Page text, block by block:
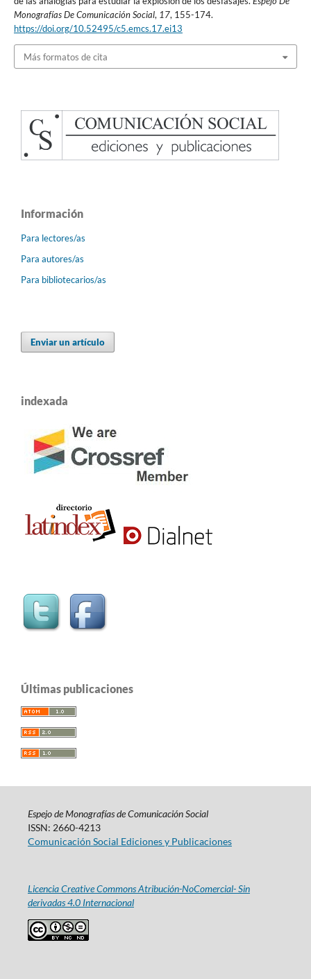
Monografías De Comunicación Social, 17, 155-174.
https://doi.org/10.52495/c5.emcs.17.ei13
Más formatos de cita
Información
Para lectores/as
Para autores/as
Para bibliotecarios/as
Enviar un artículo
indexada
Últimas publicaciones
Espejo de Monografías de Comunicación Social
ISSN: 2660-4213
Comunicación Social Ediciones y Publicaciones
Licencia Creative Commons Atribución-NoComercial- Sin
derivadas 4.0 Internacional